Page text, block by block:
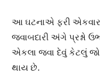
આ ઘટનાએ ફરી એકવાર
જવાબદારી અંગે પ્રશ્નો
એકલા જવા દેવું કેટલું
થાય છે.